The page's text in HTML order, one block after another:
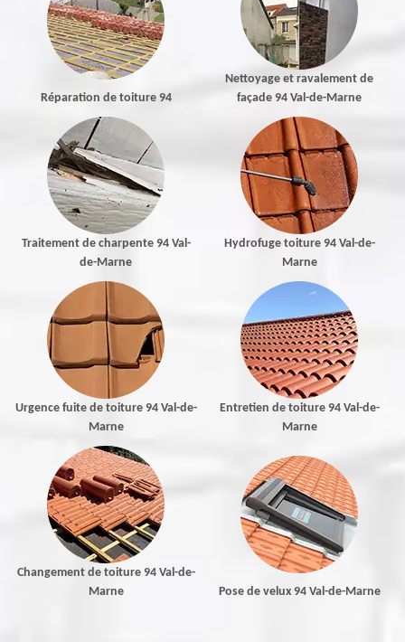
Réparation de toiture 94
Nettoyage et ravalement de
façade 94 Val-de-Marne
Traitement de charpente 94 Val-
de-Marne
Hydrofuge toiture 94 Val-de-
Marne
Urgence fuite de toiture 94 Val-de-
Marne
Entretien de toiture 94 Val-de-
Marne
Changement de toiture 94 Val-de-
Marne
Pose de velux 94 Val-de-Marne